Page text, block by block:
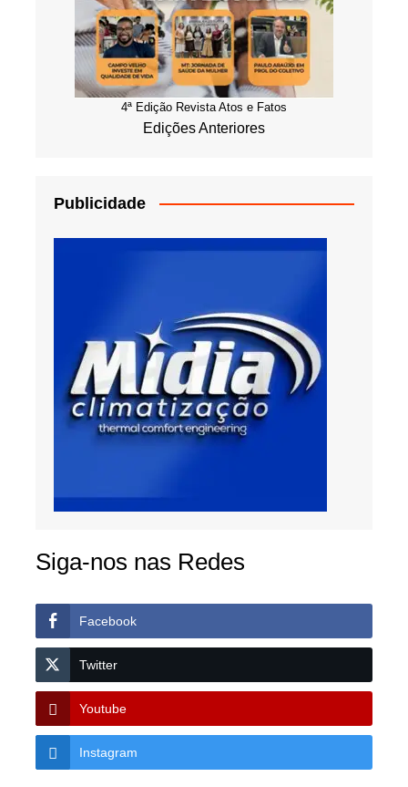
4ª Edição Revista Atos e Fatos
Edições Anteriores
Publicidade
Siga-nos nas Redes
Facebook
Twitter
Youtube
Instagram